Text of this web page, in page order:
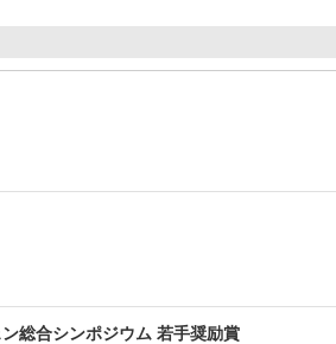
総合シンポジウム 若手奨励賞